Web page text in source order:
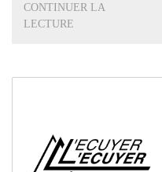
CONTINUER LA
LECTURE